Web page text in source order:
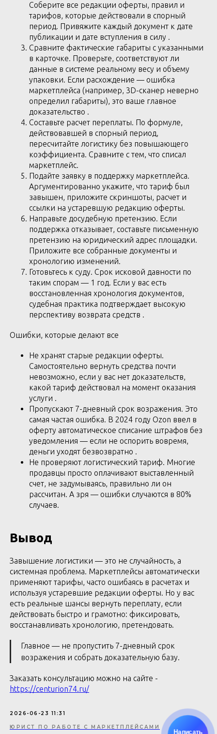
Написать
Соберите все редакции оферты, правил и
тарифов, которые действовали в спорный
период. Привяжите каждый документ к дате
публикации и дате вступления в силу .
Сравните фактические габариты с указанными
в карточке. Проверьте, соответствуют ли
данные в системе реальному весу и объему
упаковки. Если расхождение — ошибка
маркетплейса (например, 3D-сканер неверно
определил габариты), это ваше главное
доказательство .
Составьте расчет переплаты. По формуле,
действовавшей в спорный период,
пересчитайте логистику без повышающего
коэффициента. Сравните с тем, что списал
маркетплейс.
Подайте заявку в поддержку маркетплейса.
Аргументированно укажите, что тариф был
завышен, приложите скриншоты, расчет и
ссылки на устаревшую редакцию оферты.
Направьте досудебную претензию. Если
поддержка отказывает, составьте письменную
претензию на юридический адрес площадки.
Приложите все собранные документы и
хронологию изменений.
Готовьтесь к суду. Срок исковой давности по
таким спорам — 1 год. Если у вас есть
восстановленная хронология документов,
судебная практика подтверждает высокую
перспективу возврата средств .
Ошибки, которые делают все
Не хранят старые редакции оферты.
Самостоятельно вернуть средства почти
невозможно, если у вас нет доказательств,
какой тариф действовал на момент оказания
услуги .
Пропускают 7-дневный срок возражения. Это
самая частая ошибка. В 2024 году Ozon ввел в
оферту автоматическое списание штрафов без
уведомления — если не оспорить вовремя,
деньги уходят безвозвратно .
Не проверяют логистический тариф. Многие
продавцы просто оплачивают выставленный
счет, не задумываясь, правильно ли он
рассчитан. А зря — ошибки случаются в 80%
случаев.
Вывод
Завышение логистики — это не случайность, а
системная проблема. Маркетплейсы автоматически
применяют тарифы, часто ошибаясь в расчетах и
используя устаревшие редакции оферты. Но у вас
есть реальные шансы вернуть переплату, если
действовать быстро и грамотно: фиксировать,
восстанавливать хронологию, претендовать.
Главное — не пропустить 7-дневный срок
возражения и собрать доказательную базу.
Заказать консультацию можно на сайте -
https://centurion74.ru/
2026-06-23 11:31
ЮРИСТ ПО РАБОТЕ С МАРКЕТПЛЕЙСАМИ